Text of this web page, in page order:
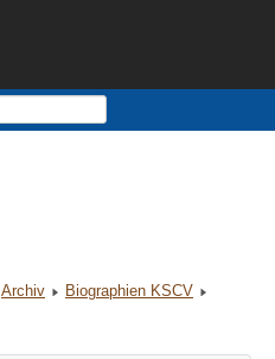
Archiv
Biographien KSCV